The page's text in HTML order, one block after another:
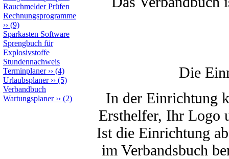
Rauchmelder Prüfen
Rechnungsprogramme
›› (9)
Sparkasten Software
Sprengbuch für
Explosivstoffe
Stundennachweis
Terminplaner›› (4)
Urlaubsplaner›› (5)
Verbandbuch
Wartungsplaner›› (2)
Die
In der Einrichtung
Ersthelfer, Ihr Logo
Ist die Einrichtung
im Verbandsbuch